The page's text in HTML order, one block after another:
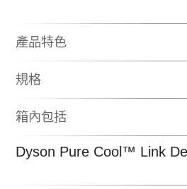
產品特色
規格
箱內包括
環形氣流倍增器
Dyson Pure Cool™ Link